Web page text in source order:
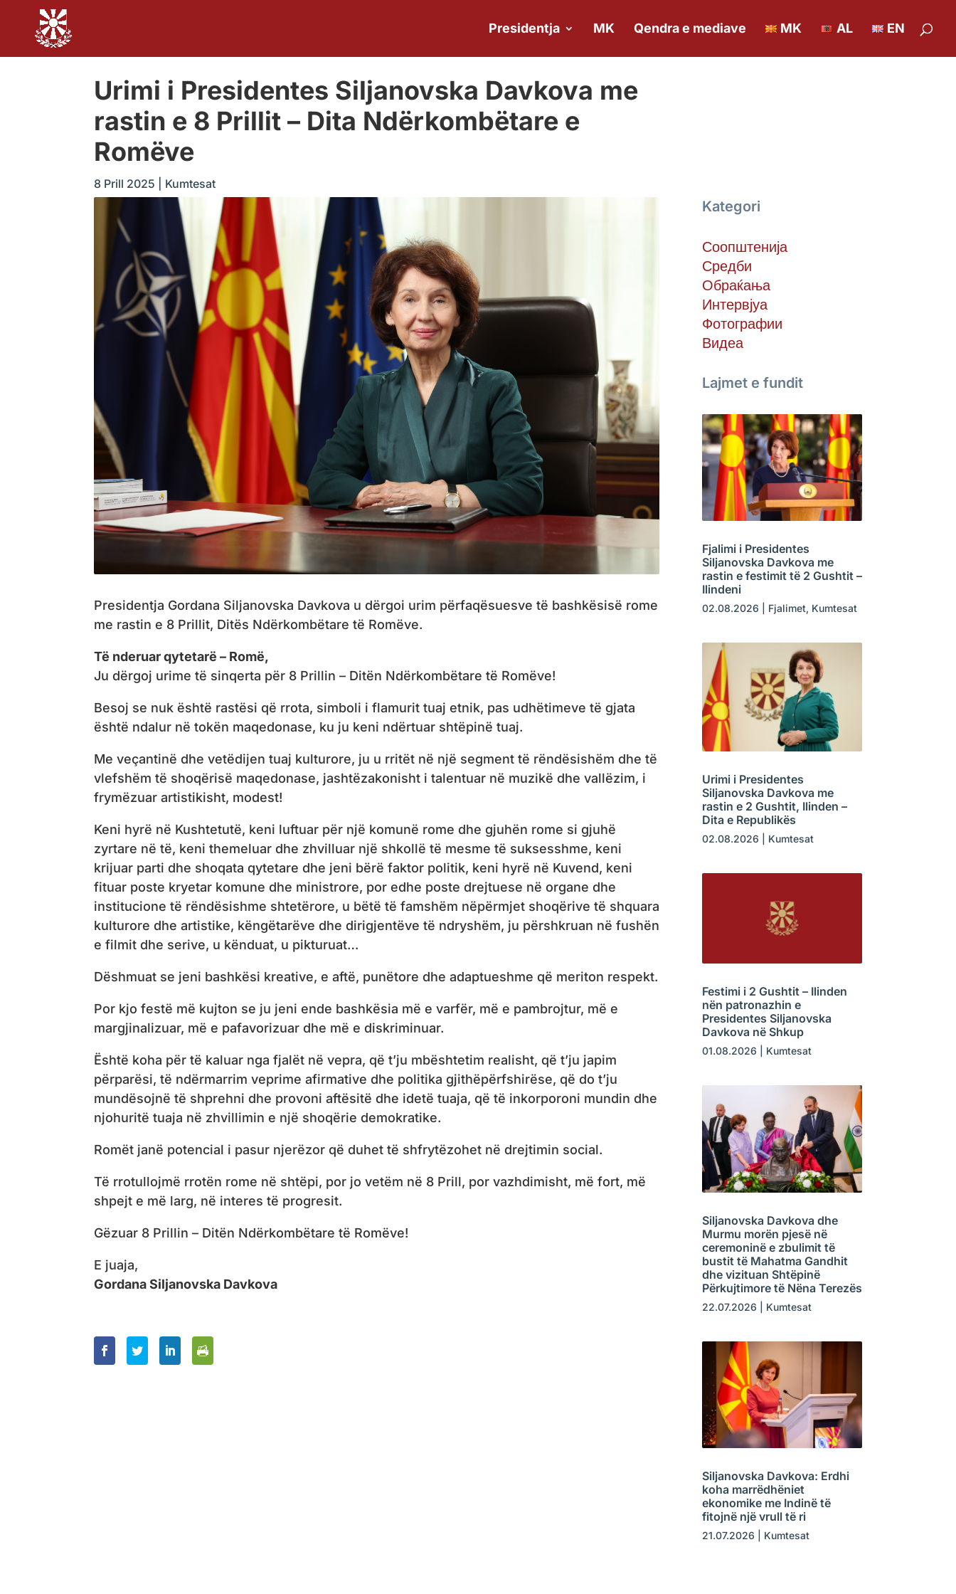
Presidentja MK Qendra e mediave MK AL EN
Urimi i Presidentes Siljanovska Davkova me
rastin e 8 Prillit – Dita Ndërkombëtare e
Romëve
8 Prill 2025 Kumtesat
Presidentja Gordana Siljanovska Davkova u dërgoi urim përfaqësuesve të bashkësisë rome
me rastin e 8 Prillit, Ditës Ndërkombëtare të Romëve.
Të nderuar qytetarë – Romë,
Ju dërgoj urime të sinqerta për 8 Prillin – Ditën Ndërkombëtare të Romëve!
Besoj se nuk është rastësi që rrota, simboli i flamurit tuaj etnik, pas udhëtimeve të gjata
është ndalur në tokën maqedonase, ku ju keni ndërtuar shtëpinë tuaj.
Me veçantinë dhe vetëdijen tuaj kulturore, ju u rritët në një segment të rëndësishëm dhe të
vlefshëm të shoqërisë maqedonase, jashtëzakonisht i talentuar në muzikë dhe vallëzim, i
frymëzuar artistikisht, modest!
Keni hyrë në Kushtetutë, keni luftuar për një komunë rome dhe gjuhën rome si gjuhë
zyrtare në të, keni themeluar dhe zhvilluar një shkollë të mesme të suksesshme, keni
krijuar parti dhe shoqata qytetare dhe jeni bërë faktor politik, keni hyrë në Kuvend, keni
fituar poste kryetar komune dhe ministrore, por edhe poste drejtuese në organe dhe
institucione të rëndësishme shtetërore, u bëtë të famshëm nëpërmjet shoqërive të shquara
kulturore dhe artistike, këngëtarëve dhe dirigjentëve të ndryshëm, ju përshkruan në fushën
e filmit dhe serive, u kënduat, u pikturuat…
Dëshmuat se jeni bashkësi kreative, e aftë, punëtore dhe adaptueshme që meriton respekt.
Por kjo festë më kujton se ju jeni ende bashkësia më e varfër, më e pambrojtur, më e
margjinalizuar, më e pafavorizuar dhe më e diskriminuar.
Është koha për të kaluar nga fjalët në vepra, që t’ju mbështetim realisht, që t’ju japim
përparësi, të ndërmarrim veprime afirmative dhe politika gjithëpërfshirëse, që do t’ju
mundësojnë të shprehni dhe provoni aftësitë dhe idetë tuaja, që të inkorporoni mundin dhe
njohuritë tuaja në zhvillimin e një shoqërie demokratike.
Romët janë potencial i pasur njerëzor që duhet të shfrytëzohet në drejtimin social.
Të rrotullojmë rrotën rome në shtëpi, por jo vetëm në 8 Prill, por vazhdimisht, më fort, më
shpejt e më larg, në interes të progresit.
Gëzuar 8 Prillin – Ditën Ndërkombëtare të Romëve!
E juaja,
Gordana Siljanovska Davkova
Kategori
Соопштенија
Средби
Обраќања
Интервјуа
Фотографии
Видеа
Lajmet e fundit
Fjalimi i Presidentes
Siljanovska Davkova me
rastin e festimit të 2 Gushtit –
Ilindeni
02.08.2026 Fjalimet, Kumtesat
Urimi i Presidentes
Siljanovska Davkova me
rastin e 2 Gushtit, Ilinden –
Dita e Republikës
02.08.2026 Kumtesat
Festimi i 2 Gushtit – Ilinden
nën patronazhin e
Presidentes Siljanovska
Davkova në Shkup
01.08.2026 Kumtesat
Siljanovska Davkova dhe
Murmu morën pjesë në
ceremoninë e zbulimit të
bustit të Mahatma Gandhit
dhe vizituan Shtëpinë
Përkujtimore të Nëna Terezës
22.07.2026 Kumtesat
Siljanovska Davkova: Erdhi
koha marrëdhëniet
ekonomike me Indinë të
fitojnë një vrull të ri
21.07.2026 Kumtesat